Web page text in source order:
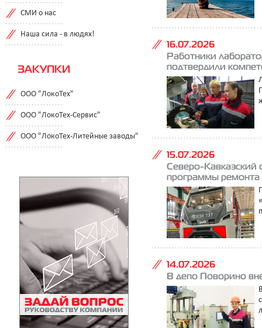
СМИ о нас
Наша сила - в людях!
ЗАКУПКИ
ООО "ЛокоТех"
ООО "ЛокоТех-Сервис"
ООО "ЛокоТех-Литейные заводы"
16.07.2026
Работники
подтвердили
15.07.2026
Северо-Кавказский
программы ремонта
14.07.2026
В депо Поворино